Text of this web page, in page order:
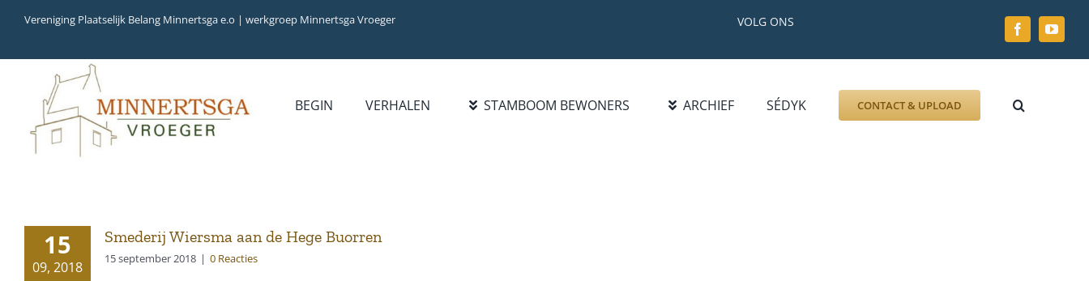
inhoud
Vereniging Plaatselijk Belang Minnertsga e.o | werkgroep Minnertsga Vroeger VOLG ONS
BEGIN VERHALEN STAMBOOM BEWONERS ARCHIEF
VIDEO (FILM)
AANWINSTEN
INWONERS 65+ IN
SÉDYK CONTACT & UPLOAD
15
09, 2018
Smederij Wiersma aan de Hege Buorren
15 september 2018 | 0 Reacties